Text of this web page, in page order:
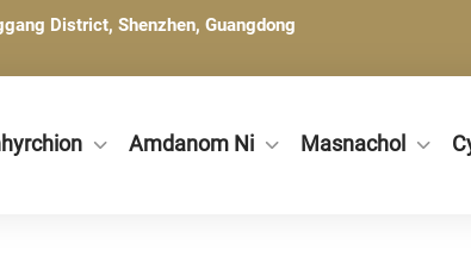
District, Shenzhen, Guangdong
Amdanom Ni Masnachol